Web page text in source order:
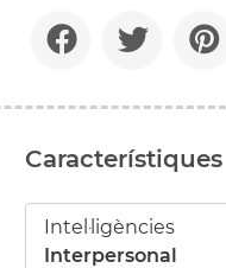
Característiques
Intel·ligències
Interpersonal